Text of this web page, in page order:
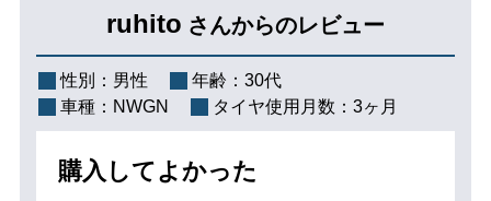
ruhito さんからのレビュー
性別： 男性 年齢： 30代
車種： NWGN タイヤ使用月数： 3ヶ月
購入してよかった